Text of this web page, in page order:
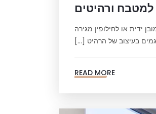
למטבח ורהיטים
ידית או לחילופין מגירה
בעיצוב של הרהיט […]
READ MORE